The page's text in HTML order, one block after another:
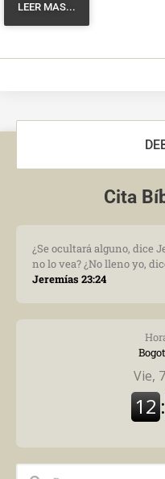
LEER MAS...
Cita
¿Se ocultará alguno, dice
no lo vea? ¿No lleno yo,
Jeremías 23:24